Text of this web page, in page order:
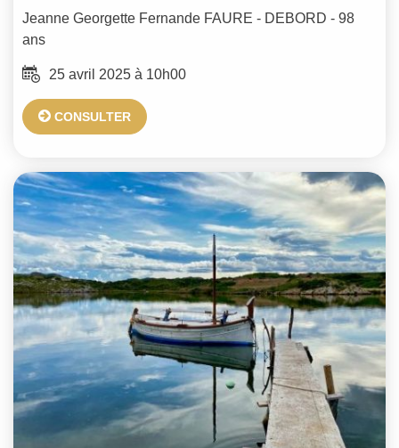
Jeanne Georgette Fernande FAURE - DEBORD - 98
ans
25 avril 2025 à 10h00
CONSULTER